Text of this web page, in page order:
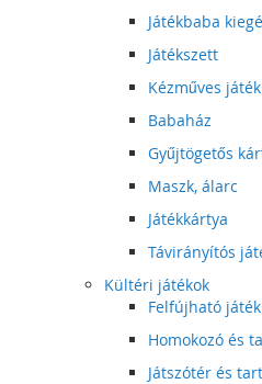
Játékbaba
Játékszett
Kézműves játék
Babaház
Gyűjtögetős
Maszk, álarc
Játékkártya
Távirányítós
Kültéri játékok
Felfújható játék
Homokozó és
Játszótér és